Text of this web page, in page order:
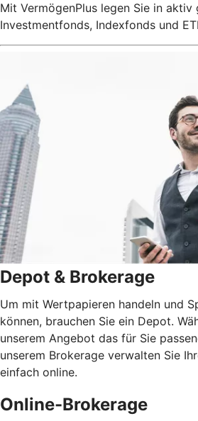
Mit VermögenPlus legen Sie in aktiv
Investmentfonds, Indexfonds und
Depot & Brokerage
Um mit Wertpapieren handeln und
können, brauchen Sie ein Depot.
unserem Angebot das für Sie
unserem Brokerage verwalten Sie
einfach online.
Online-Brokerage